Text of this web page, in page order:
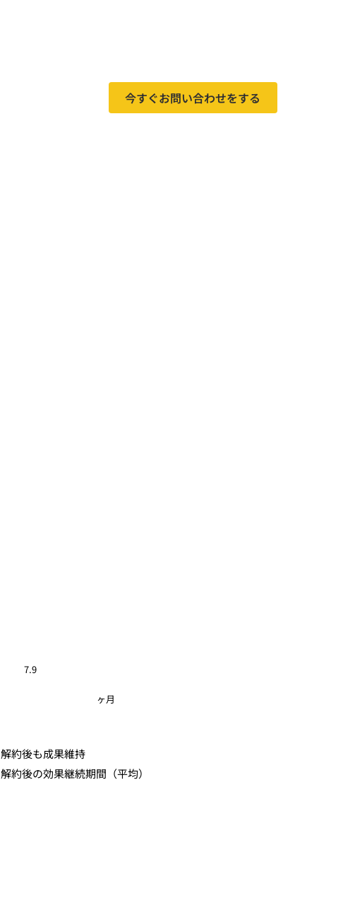
今すぐお問い合わせをする
7.9
​ヶ月
解約後も成果維持
解約後の効果継続期間（平均）